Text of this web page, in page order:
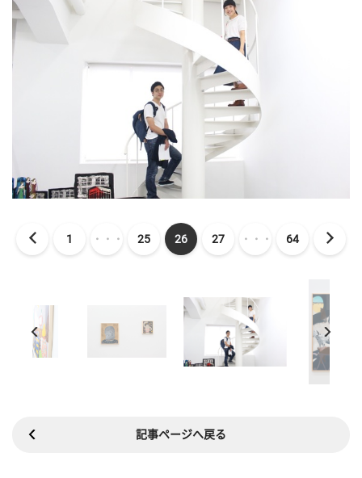
1 ・・・ 25 26 27 ・・・ 64
記事ページへ戻る